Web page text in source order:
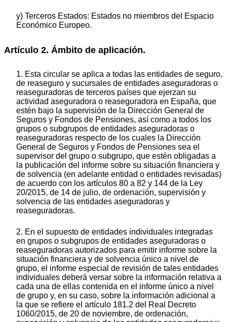
y) Terceros Estados: Estados no miembros del Espacio
Económico Europeo.
Artículo 2. Ámbito de aplicación.
1. Esta circular se aplica a todas las entidades de seguro,
de reaseguro y sucursales de entidades aseguradoras o
reaseguradoras de terceros países que ejerzan su
actividad aseguradora o reaseguradora en España, que
estén bajo la supervisión de la Dirección General de
Seguros y Fondos de Pensiones, así como a todos los
grupos o subgrupos de entidades aseguradoras o
reaseguradoras respecto de los cuales la Dirección
General de Seguros y Fondos de Pensiones sea el
supervisor del grupo o subgrupo, que estén obligadas a
la publicación del informe sobre su situación financiera y
de solvencia (en adelante entidad o entidades revisadas)
de acuerdo con los artículos 80 a 82 y 144 de la Ley
20/2015, de 14 de julio, de ordenación, supervisión y
solvencia de las entidades aseguradoras y
reaseguradoras.
2. En el supuesto de entidades individuales integradas
en grupos o subgrupos de entidades aseguradoras o
reaseguradoras autorizados para emitir informe sobre la
situación financiera y de solvencia único a nivel de
grupo, el informe especial de revisión de tales entidades
individuales deberá versar sobre la información relativa a
cada una de ellas contenida en el informe único a nivel
de grupo y, en su caso, sobre la información adicional a
la que se refiere el artículo 181.2 del Real Decreto
1060/2015, de 20 de noviembre, de ordenación,